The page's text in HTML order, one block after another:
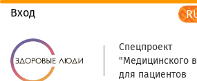
Вход
Спецпроект
"Медицинского
для пациентов